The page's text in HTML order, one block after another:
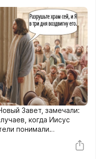
Завет, замечали:
когда Иисус
понимали